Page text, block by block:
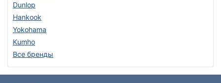
Dunlop
Hankook
Yokohama
Kumho
Все бренды